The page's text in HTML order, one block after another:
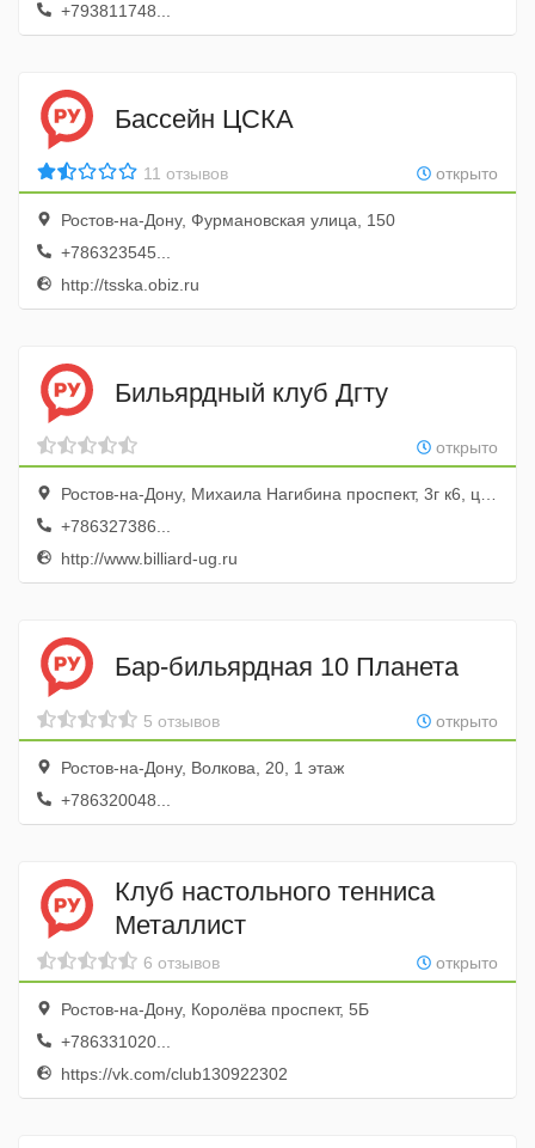
+793811748...
Бассейн ЦСКА
открыто
11 отзывов
Ростов-на-Дону, Фурмановская улица, 150
+786323545...
http://tsska.obiz.ru
Бильярдный клуб Дгту
открыто
Ростов-на-Дону, Михаила Нагибина проспект, 3г к6, цокольный этаж
+786327386...
http://www.billiard-ug.ru
Бар-бильярдная 10 Планета
открыто
5 отзывов
Ростов-на-Дону, Волкова, 20, 1 этаж
+786320048...
Клуб настольного тенниса
Металлист
открыто
6 отзывов
Ростов-на-Дону, Королёва проспект, 5Б
+786331020...
https://vk.com/club130922302